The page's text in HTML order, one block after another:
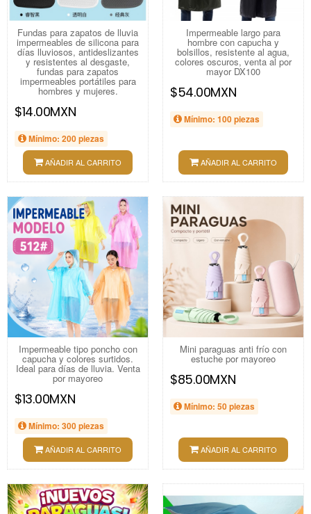
Fundas para zapatos de lluvia
impermeables de silicona para
días lluviosos, antideslizantes
y resistentes al desgaste,
fundas para zapatos
impermeables portátiles para
hombres y mujeres.
$14.00MXN
Mínimo: 200 piezas
AÑADIR AL CARRITO
Impermeable largo para
hombre con capucha y
bolsillos, resistente al agua,
colores oscuros, venta al por
mayor DX100
$54.00MXN
Mínimo: 100 piezas
AÑADIR AL CARRITO
Impermeable tipo poncho con
capucha y colores surtidos.
Ideal para días de lluvia. Venta
por mayoreo
$13.00MXN
Mínimo: 300 piezas
AÑADIR AL CARRITO
Mini paraguas anti frío con
estuche por mayoreo
$85.00MXN
Mínimo: 50 piezas
AÑADIR AL CARRITO